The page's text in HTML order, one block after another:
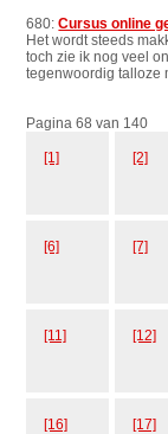
680:Cursus online
Het wordt steeds
toch zie ik nog veel
tegenwoordig talloze
Pagina 68 van 140
[1] [2]
[6] [7]
[11] [12]
[16] [17]